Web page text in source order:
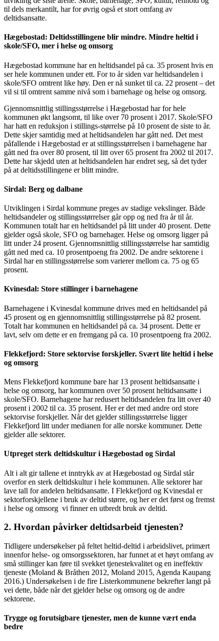
til dels merkantilt, har for øvrig også et stort omfang av
deltidsansatte.
Hægebostad: Deltidsstillingene blir mindre. Mindre heltid i
skole/SFO, mer i helse og omsorg
Hægebostad kommune har en heltidsandel på ca. 35 prosent hvis en
ser hele kommunen under ett. For to år siden var heltidsandelen i
skole/SFO omtrent like høy. Den er nå sunket til ca. 22 prosent – det
vil si til omtrent samme nivå som i barnehage og helse og omsorg.
Gjennomsnittlig stillingsstørrelse i Hægebostad har for hele
kommunen økt langsomt, til like over 70 prosent i 2017. Skole/SFO
har hatt en reduksjon i stillings-størrelse på 10 prosent de siste to år.
Dette skjer samtidig med at heltidsandelen har gått ned. Det mest
påfallende i Hægebostad er at stillingsstørrelsen i barnehagene har
gått ned fra over 80 prosent, til litt over 65 prosent fra 2002 til 2017.
Dette har skjedd uten at heltidsandelen har endret seg, så det tyder
på at deltidsstillingene er blitt mindre.
Sirdal: Berg og dalbane
Utviklingen i Sirdal kommune preges av stadige vekslinger. Både
heltidsandeler og stillingsstørrelser går opp og ned fra år til år.
Kommunen totalt har en heltidsandel på litt under 40 prosent. Dette
gjelder også skole, SFO og barnehager. Helse og omsorg ligger på
litt under 24 prosent. Gjennomsnittlig stillingsstørrelse har samtidig
gått ned med ca. 10 prosentpoeng fra 2002. De andre sektorene i
Sirdal har en stillingsstørrelse som varierer mellom ca. 75 og 65
prosent.
Kvinesdal: Store stillinger i barnehagene
Barnehagene i Kvinesdal kommune drives med en heltidsandel på
45 prosent og en gjennomsnittlig stillingsstørrelse på 82 prosent.
Totalt har kommunen en heltidsandel på ca. 34 prosent. Dette er
lavt, selv om dette er en fremgang på ca. 10 prosentpoeng fra 2002.
Flekkefjord: Store sektorvise forskjeller. Svært lite heltid i helse
og omsorg
Mens Flekkefjord kommune bare har 13 prosent heltidsansatte i
helse og omsorg, har kommunen over 50 prosent heltidsansatte i
skole/SFO. Barnehagene har redusert heltidsandelen fra litt over 40
prosent i 2002 til ca. 35 prosent. Her er det med andre ord store
sektorvise forskjeller. Når det gjelder stillingsstørrelse ligger
Flekkefjord litt under medianen for alle norske kommuner. Dette
gjelder alle sektorer.
Utpreget sterk deltidskultur i Hægebostad og Sirdal
Alt i alt gir tallene et inntrykk av at Hægebostad og Sirdal står
overfor en sterk deltidskultur i hele kommunen. Alle sektorer har
lave tall for andelen heltidsansatte. I Flekkefjord og Kvinesdal er
sektorforskjellene i bruk av deltid større, og her er det først og fremst
i helse og omsorg vi finner en utbredt bruk av deltid.
2. Hvordan påvirker deltidsarbeid tjenesten?
Tidligere undersøkelser på feltet heltid-deltid i arbeidslivet, primært
innenfor helse- og omsorgssektoren, har funnet at et høyt omfang av
små stillinger kan føre til svekket tjenestekvalitet og en ineffektiv
tjeneste (Moland & Bråthen 2012, Moland 2015, Agenda Kaupang
2016.) Undersøkelsen i de fire Listerkommunene bekrefter langt på
vei dette, både når det gjelder helse og omsorg og de andre
sektorene.
Trygge og forutsigbare tjenester, men de kunne vært enda
bedre